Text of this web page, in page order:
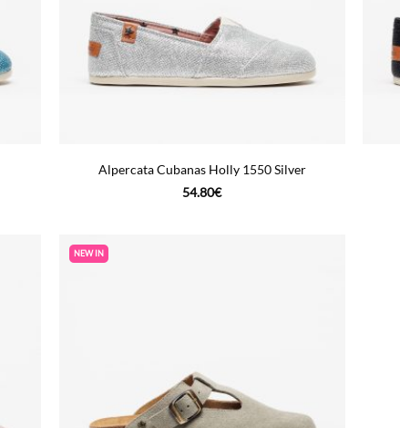
Alpercata Cubanas Holly 1550 Silver
54.80€
NEW IN